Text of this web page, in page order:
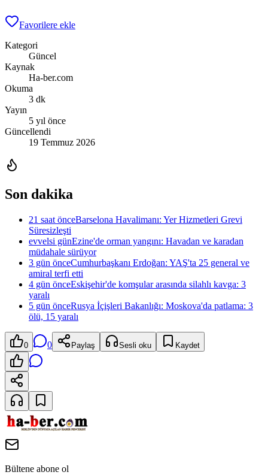
Favorilere ekle
Kategori
Güncel
Kaynak
Ha-ber.com
Okuma
3 dk
Yayın
5 yıl önce
Güncellendi
19 Temmuz 2026
Son dakika
21 saat önceBarselona Havalimanı: Yer Hizmetleri Grevi
Süresizleşti
evvelsi günEzine'de orman yangını: Havadan ve karadan
müdahale sürüyor
3 gün önceCumhurbaşkanı Erdoğan: YAŞ'ta 25 general ve
amiral terfi etti
4 gün önceEskişehir'de komşular arasında silahlı kavga: 3
yaralı
5 gün önceRusya İçişleri Bakanlığı: Moskova'da patlama: 3
ölü, 15 yaralı
0 0 Paylaş Sesli oku Kaydet
Bültene abone ol